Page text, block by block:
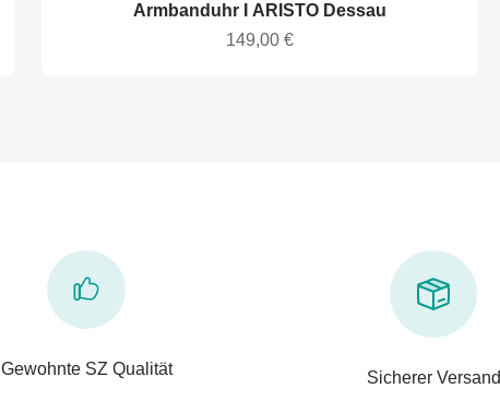
Armbanduhr I ARISTO Dessau
Angebot
149,00 €
Gewohnte SZ Qualität Sicherer Versand